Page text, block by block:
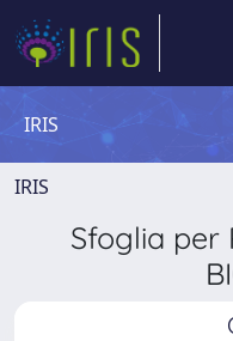
IRIS
IRIS
Sfoglia per